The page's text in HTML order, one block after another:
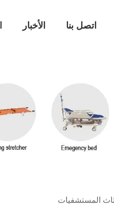
الأخبار اتصل بنا
المستشفيات